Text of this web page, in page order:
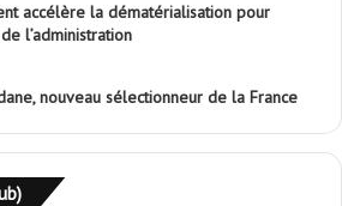
accélère la dématérialisation pour
l’administration
nouveau sélectionneur de la France